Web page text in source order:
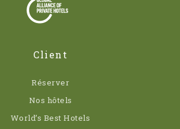
Client
Réserver
Nos hôtels
World’s Best Hotels